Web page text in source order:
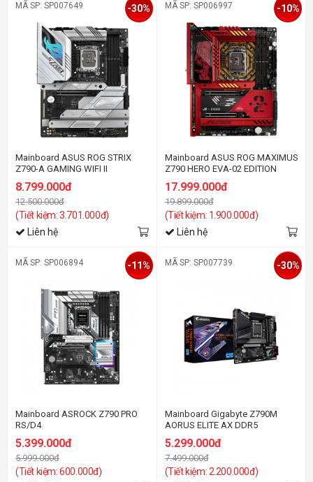
MÃ SP: SP007649
Mainboard ASUS ROG STRIX
Z790-A GAMING WIFI II
8.799.000đ
12.500.000đ
(Tiết kiệm: 3.701.000đ)
-30%
Liên hệ
MÃ SP: SP006997
Mainboard ASUS ROG MAXIMUS
Z790 HERO EVA-02 EDITION
17.999.000đ
19.899.000đ
(Tiết kiệm: 1.900.000đ)
-10%
Liên hệ
MÃ SP: SP006894
Mainboard ASROCK Z790 PRO
RS/D4
5.399.000đ
5.999.000đ
(Tiết kiệm: 600.000đ)
-11% MÃ SP: SP007739
Mainboard Gigabyte Z790M
AORUS ELITE AX DDR5
5.299.000đ
7.499.000đ
(Tiết kiệm: 2.200.000đ)
-30%